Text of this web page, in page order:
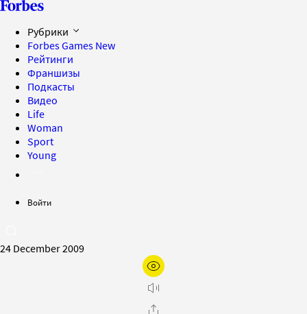
Рубрики
Forbes Games New
Рейтинги
Франшизы
Подкасты
Видео
Life
Woman
Sport
Young
Войти
24 December 2009